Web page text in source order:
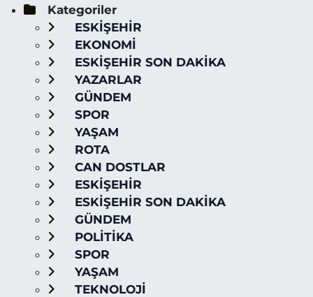
Kategoriler
ESKİŞEHİR
EKONOMİ
ESKİŞEHİR SON DAKİKA
YAZARLAR
GÜNDEM
SPOR
YAŞAM
ROTA
CAN DOSTLAR
ESKİŞEHİR
ESKİŞEHİR SON DAKİKA
GÜNDEM
POLİTİKA
SPOR
YAŞAM
TEKNOLOJİ